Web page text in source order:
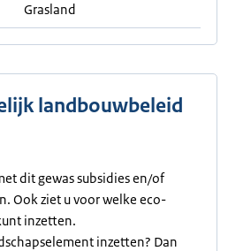
Grasland
landbouwbeleid
dit gewas subsidies en/of
Ook ziet u voor welke eco-
inzetten.
inzetten? Dan